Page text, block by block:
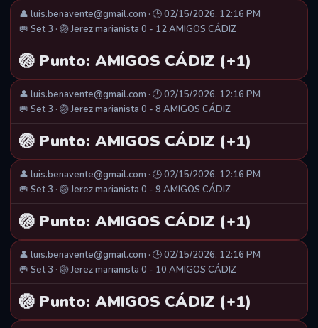
👤 luis.benavente@gmail.com · 🕒 02/15/2026, 12:16 PM
🥅 Set 3 · 🏐 Jerez marianista 0 - 12 AMIGOS CÁDIZ
🏐 Punto: AMIGOS CÁDIZ (+1)
👤 luis.benavente@gmail.com · 🕒 02/15/2026, 12:16 PM
🥅 Set 3 · 🏐 Jerez marianista 0 - 8 AMIGOS CÁDIZ
🏐 Punto: AMIGOS CÁDIZ (+1)
👤 luis.benavente@gmail.com · 🕒 02/15/2026, 12:16 PM
🥅 Set 3 · 🏐 Jerez marianista 0 - 9 AMIGOS CÁDIZ
🏐 Punto: AMIGOS CÁDIZ (+1)
👤 luis.benavente@gmail.com · 🕒 02/15/2026, 12:16 PM
🥅 Set 3 · 🏐 Jerez marianista 0 - 10 AMIGOS CÁDIZ
🏐 Punto: AMIGOS CÁDIZ (+1)